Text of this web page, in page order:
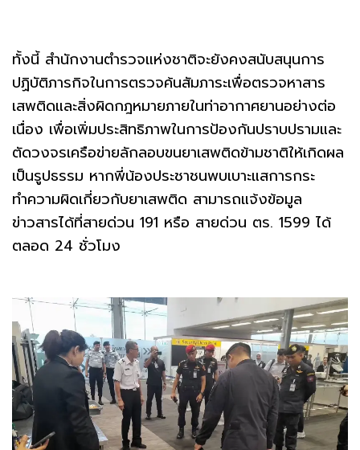
ทั้งนี้ สำนักงานตำรวจแห่งชาติจะยังคงสนับสนุนการ
ปฏิบัติภารกิจในการตรวจค้นสัมภาระเพื่อตรวจหาสาร
เสพติดและสิ่งผิดกฎหมายภายในท่าอากาศยานอย่างต่อ
เนื่อง เพื่อเพิ่มประสิทธิภาพในการป้องกันปราบปรามและ
ตัดวงจรเครือข่ายลักลอบขนยาเสพติดข้ามชาติให้เกิดผล
เป็นรูปธรรม หากพี่น้องประชาชนพบเบาะแสการกระ
ทำความผิดเกี่ยวกับยาเสพติด สามารถแจ้งข้อมูล
ข่าวสารได้ที่สายด่วน 191 หรือ สายด่วน ตร. 1599 ได้
ตลอด 24 ชั่วโมง